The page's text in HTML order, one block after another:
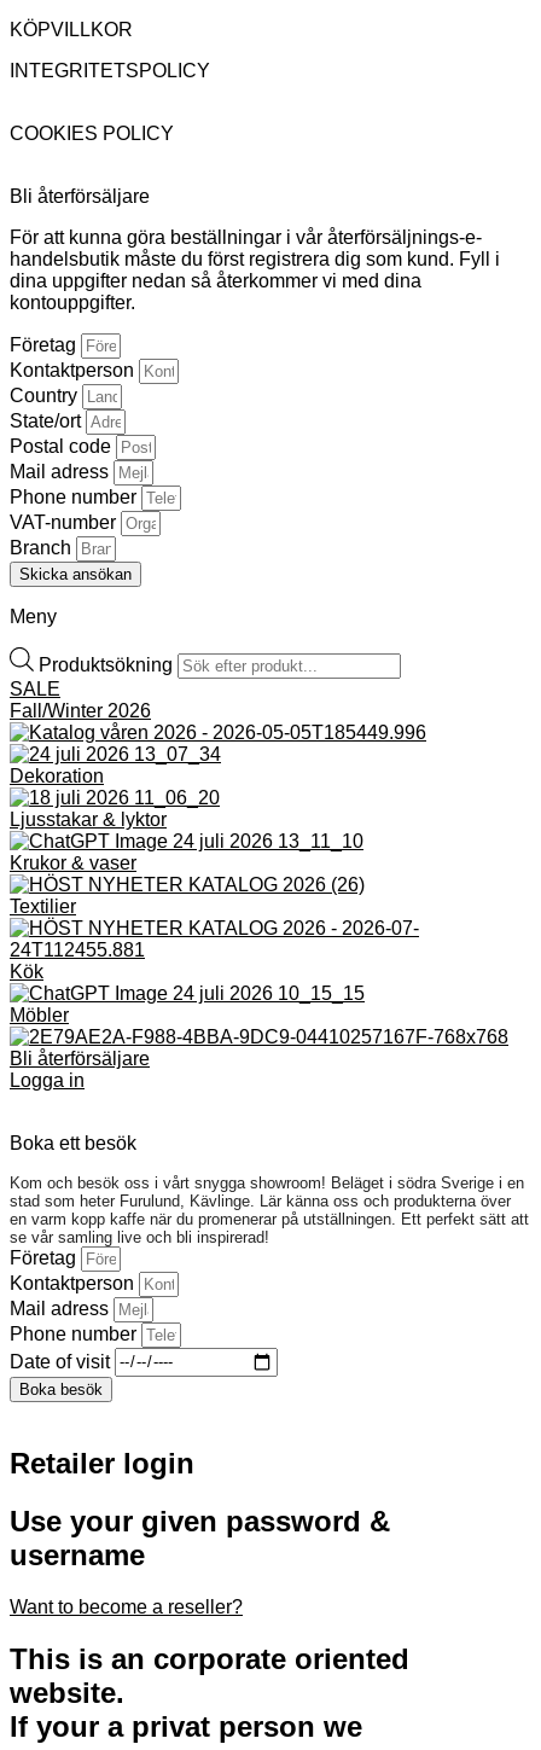
KÖPVILLKOR
INTEGRITETSPOLICY
COOKIES POLICY
Bli återförsäljare
För att kunna göra beställningar i vår återförsäljnings-e-
handelsbutik måste du först registrera dig som kund. Fyll i
dina uppgifter nedan så återkommer vi med dina
kontouppgifter.
Företag
Kontaktperson
Country
State/ort
Postal code
Mail adress
Phone number
VAT-number
Branch
Skicka ansökan
Meny
Produktsökning
SALE
Fall/Winter 2026
Dekoration
Ljusstakar & lyktor
Krukor & vaser
Textilier
Kök
Möbler
Bli återförsäljare
Logga in
Boka ett besök
Kom och besök oss i vårt snygga showroom! Beläget i södra Sverige i en
stad som heter Furulund, Kävlinge. Lär känna oss och produkterna över
en varm kopp kaffe när du promenerar på utställningen. Ett perfekt sätt att
se vår samling live och bli inspirerad!
Företag
Kontaktperson
Mail adress
Phone number
Date of visit
Boka besök
Retailer login
Use your given password &
username
Want to become a reseller?​
This is an corporate oriented
website.
If your a privat person we